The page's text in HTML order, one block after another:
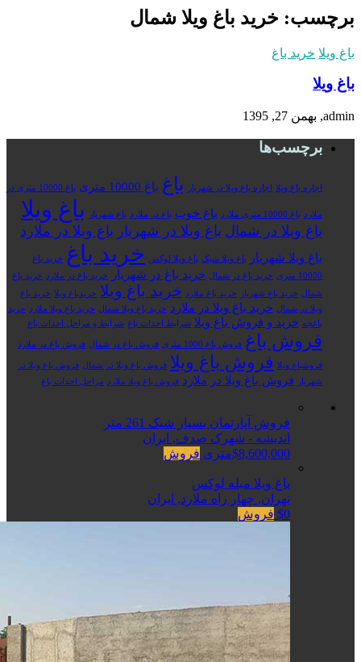
برچسب: خرید باغ ویلا شمال
باغ ویلا خرید باغ
باغ ویلا
admin, بهمن 27, 1395
برچسب‌ها
اجاره باغ ویلا اجاره باغ ویلا در شهریار باغ باغ 10000 متری باغ 10000 متری در
ملارد باغ 10000 متری ملارد باغ خوب باغ در ملارد باغ شهریار باغ ویلا
باغ ویلا در شمال باغ ویلا در شهریار باغ ویلا در ملارد
باغ ویلا شهریار باغ ویلا شیک باغ ویلا لوکس خرید باغ خرید باغ
10000 متری
خرید باغ در شمال خرید باغ در شهریار خرید باغ در ملارد
خرید باغ
شمال خرید باغ شهریار خرید باغ ملارد خرید باغ ویلا خریدباغ ویلا خرید باغ
ویلا در شمال خرید باغ ویلا در ملارد خرید باغ ویلا شمال خرید باغ ویلا ملارد
خرید
باغچه خرید و فروش باغ ویلا شرایط احداث باغ شرایط و مراحل احداث باغ
فروش باغ فروش باغ 1000 متری فروش باغ در شمال فروش باغ در ملارد
فروشباغ ویلا فروش باغ ویلا فروش باغ ویلا در شمال فروش باغ ویلا در
شهریار
فروش باغ ویلا در ملارد فروش باغ ویلا ملارد مراحل احداث باغ
فروش آپارتمان بسیار شیک 261 متر
اندیشه - شهرک صدف, ایران
$8,600,000متری
فروش
باغ ویلا مبله لوکس
تهران, چهار راه ملارد, ایران
$0 فروش